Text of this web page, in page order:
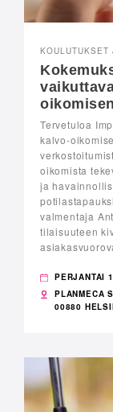
KOULUTUKSET
Tervetuloa
kalvo-
oikomista
ja
valmentaja
tilaisuuteen
PERJANTAI
PLANMECA
00880